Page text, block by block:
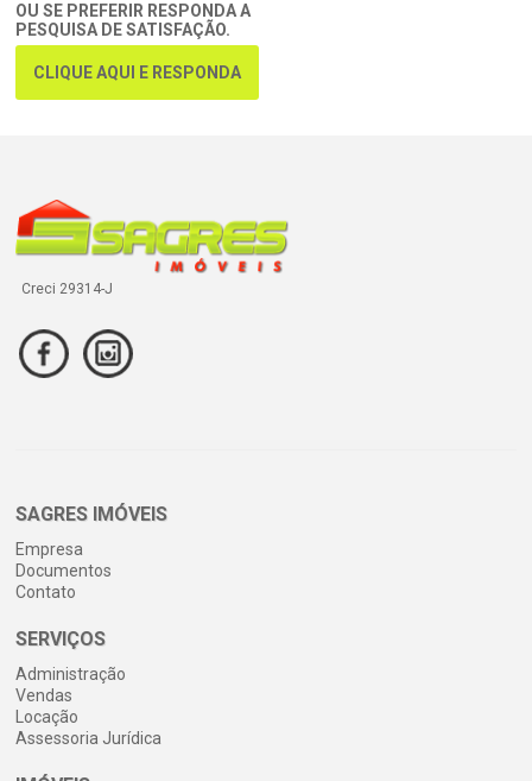
OU SE PREFERIR RESPONDA A
PESQUISA DE SATISFAÇÃO.
CLIQUE AQUI E RESPONDA
Creci 29314-J
SAGRES IMÓVEIS
Empresa
Documentos
Contato
SERVIÇOS
Administração
Vendas
Locação
Assessoria Jurídica